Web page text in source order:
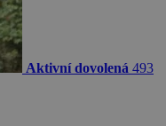
Aktivní dovolená 493